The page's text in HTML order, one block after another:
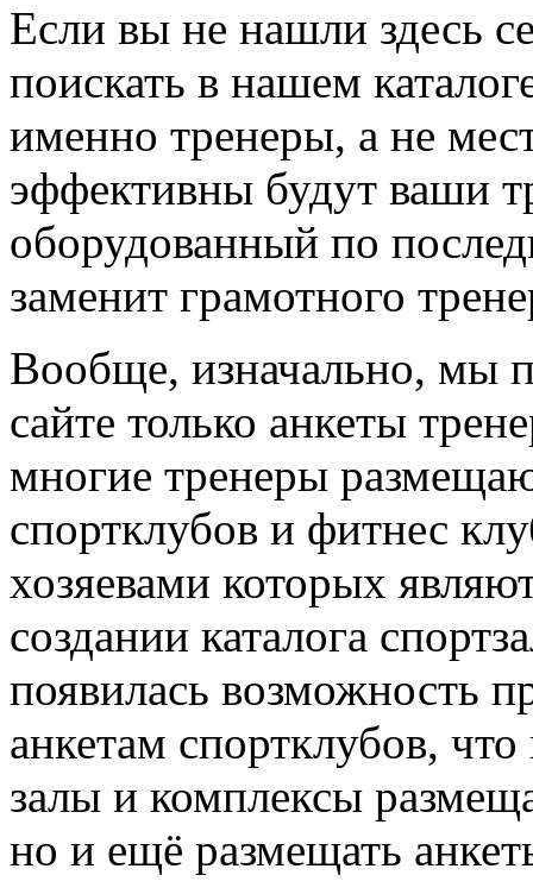
Если вы не нашли здесь
поискать в нашем
именно тренеры, а не
эффективны будут ваши
оборудованный по
заменит грамотного
Вообще, изначально, мы
сайте только анкеты
многие тренеры
спортклубов и фитнес
хозяевами которых
создании каталога
появилась возможность
анкетам спортклубов,
залы и комплексы
но и ещё размещать